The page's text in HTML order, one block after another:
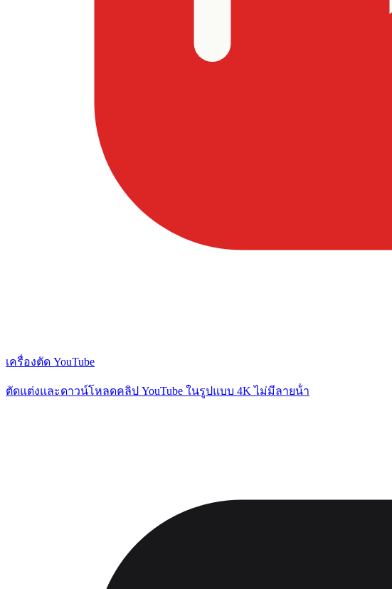
เครื่องตัด YouTube
ตัดแต่งและดาวน์โหลดคลิป YouTube ในรูปแบบ 4K ไม่มีลายน้ํา